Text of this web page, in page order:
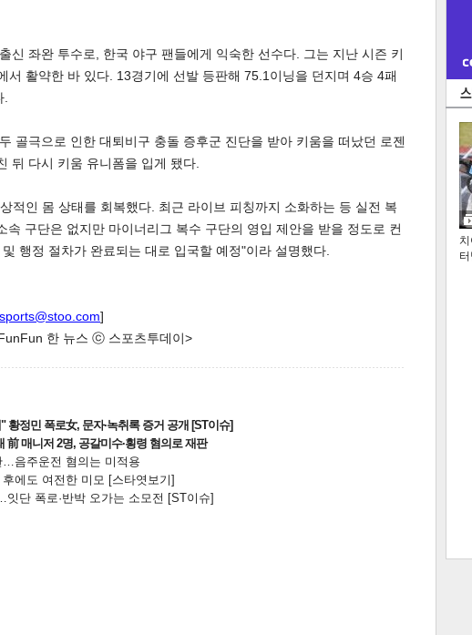
신 좌완 투수로, 한국 야구 팬들에게 익숙한 선수다. 그는 지난 시즌 키
서 활약한 바 있다. 13경기에 선발 등판해 75.1이닝을 던지며 4승 4패
골극으로 인한 대퇴비구 충돌 증후군 진단을 받아 키움을 떠났던 로젠
뒤 다시 키움 유니폼을 입게 됐다.
적인 몸 상태를 회복했다. 최근 라이브 피칭까지 소화하는 등 실전 복
속 구단은 없지만 마이너리그 복수 구단의 영입 제안을 받을 정도로 컨
행정 절차가 완료되는 대로 입국할 예정"이라 설명했다.
sports@stoo.com]
한 뉴스 ⓒ 스포츠투데이>
정민 폭로女, 문자·녹취록 증거 공개 [ST이슈]
매니저 2명, 공갈미수·횡령 혐의로 재판
…음주운전 혐의는 미적용
에도 여전한 미모 [스타엿보기]
단 폭로·반박 오가는 소모전 [ST이슈]